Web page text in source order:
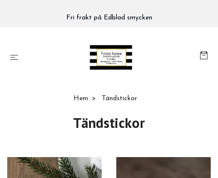
Fri frakt på Edblad smycken
Hem Tändstickor
Tändstickor